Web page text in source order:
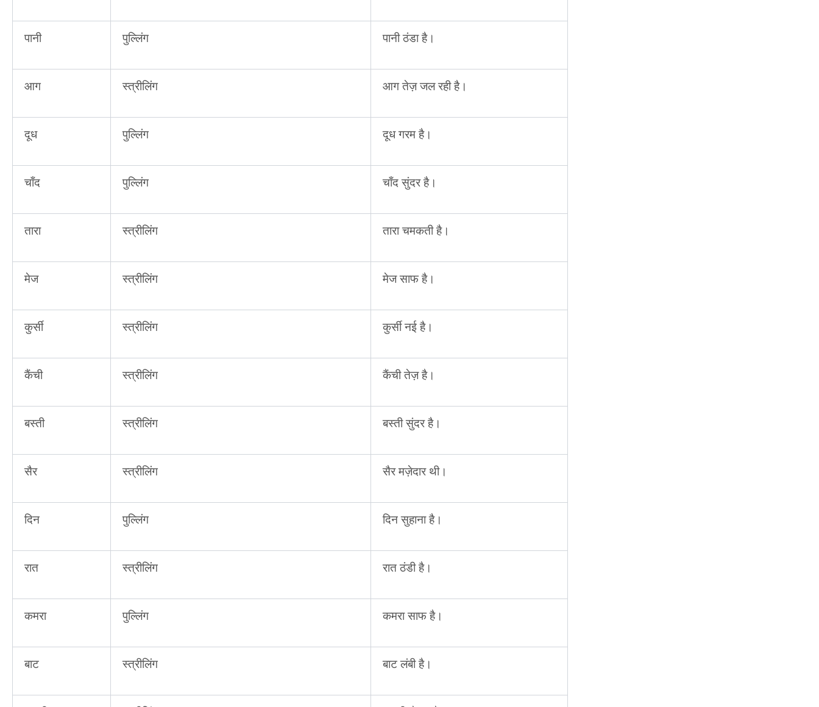
पानी पुल्लिंग पानी ठंडा है।
आग स्त्रीलिंग आग तेज़ जल रही है।
दूध पुल्लिंग दूध गरम है।
चाँद पुल्लिंग चाँद सुंदर है।
तारा स्त्रीलिंग तारा चमकती है।
मेज स्त्रीलिंग मेज साफ है।
कुर्सी स्त्रीलिंग कुर्सी नई है।
कैंची स्त्रीलिंग कैंची तेज़ है।
बस्ती स्त्रीलिंग बस्ती सुंदर है।
सैर स्त्रीलिंग सैर मज़ेदार थी।
दिन पुल्लिंग दिन सुहाना है।
रात स्त्रीलिंग रात ठंडी है।
कमरा पुल्लिंग कमरा साफ है।
बाट स्त्रीलिंग बाट लंबी है।